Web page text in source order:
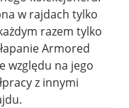
w rajdach tylko
razem tylko
Armored
względu na jego
z innymi